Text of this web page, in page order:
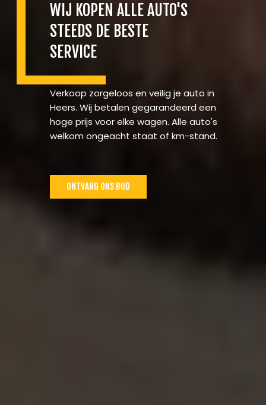
WIJ KOPEN ALLE AUTO'S
STEEDS DE BESTE
SERVICE
Verkoop zorgeloos en veilig je auto in
Heers. Wij betalen gegarandeerd een
hoge prijs voor elke wagen. Alle auto's
welkom ongeacht staat of km-stand.
ONTVANG ONS BOD